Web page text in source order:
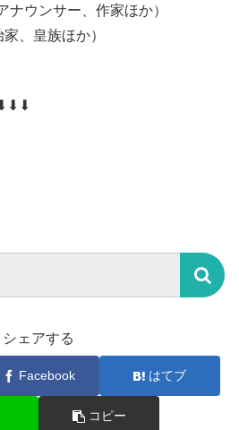
ナウンサー、作家ほか）
家、皇族ほか）
⬇⬇⬇
シェアする
Facebook はてブ
コピー